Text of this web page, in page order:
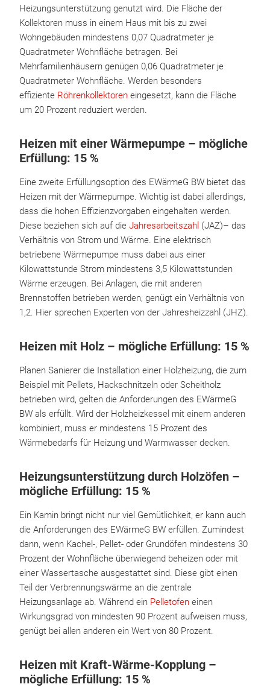
Heizungsunterstützung genutzt wird. Die Fläche der
Kollektoren muss in einem Haus mit bis zu zwei
Wohngebäuden mindestens 0,07 Quadratmeter je
Quadratmeter Wohnfläche betragen. Bei
Mehrfamilienhäusern genügen 0,06 Quadratmeter je
Quadratmeter Wohnfläche. Werden besonders
effiziente Röhrenkollektoren eingesetzt, kann die Fläche
um 20 Prozent reduziert werden.
Heizen mit einer Wärmepumpe – mögliche
Erfüllung: 15 %
Eine zweite Erfüllungsoption des EWärmeG BW bietet das
Heizen mit der Wärmepumpe. Wichtig ist dabei allerdings,
dass die hohen Effizienzvorgaben eingehalten werden.
Diese beziehen sich auf die Jahresarbeitszahl (JAZ)– das
Verhältnis von Strom und Wärme. Eine elektrisch
betriebene Wärmepumpe muss dabei aus einer
Kilowattstunde Strom mindestens 3,5 Kilowattstunden
Wärme erzeugen. Bei Anlagen, die mit anderen
Brennstoffen betrieben werden, genügt ein Verhältnis von
1,2. Hier sprechen Experten von der Jahresheizzahl (JHZ).
Heizen mit Holz – mögliche Erfüllung: 15 %
Planen Sanierer die Installation einer Holzheizung, die zum
Beispiel mit Pellets, Hackschnitzeln oder Scheitholz
betrieben wird, gelten die Anforderungen des EWärmeG
BW als erfüllt. Wird der Holzheizkessel mit einem anderen
kombiniert, muss er mindestens 15 Prozent des
Wärmebedarfs für Heizung und Warmwasser decken.
Heizungsunterstützung durch Holzöfen –
mögliche Erfüllung: 15 %
Ein Kamin bringt nicht nur viel Gemütlichkeit, er kann auch
die Anforderungen des EWärmeG BW erfüllen. Zumindest
dann, wenn Kachel-, Pellet- oder Grundöfen mindestens 30
Prozent der Wohnfläche überwiegend beheizen oder mit
einer Wassertasche ausgestattet sind. Diese gibt einen
Teil der Verbrennungswärme an die zentrale
Heizungsanlage ab. Während ein Pelletofen einen
Wirkungsgrad von mindesten 90 Prozent aufweisen muss,
genügt bei allen anderen ein Wert von 80 Prozent.
Heizen mit Kraft-Wärme-Kopplung –
mögliche Erfüllung: 15 %